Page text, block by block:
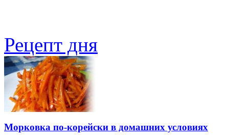
Рецепт дня
Морковка по-корейски в домашних условиях